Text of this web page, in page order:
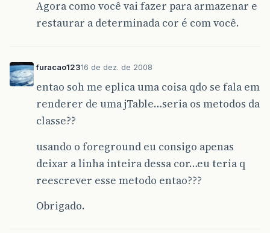
Agora como você vai fazer para armazenar e
restaurar a determinada cor é com você.
furacao12316 de dez. de 2008
entao soh me eplica uma coisa qdo se fala em
renderer de uma jTable…seria os metodos da
classe??
usando o foreground eu consigo apenas
deixar a linha inteira dessa cor…eu teria q
reescrever esse metodo entao???
Obrigado.